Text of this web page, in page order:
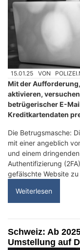
15.01.25 VON
Mit der
aktivieren,
betrügerischer E-
Kreditkartendaten
Die Betrugsmasche:
mit einer angeblich
und einem
Authentifizierung
gefälschte Website zu
Weiterlesen
Schweiz: Ab
Umstellung auf